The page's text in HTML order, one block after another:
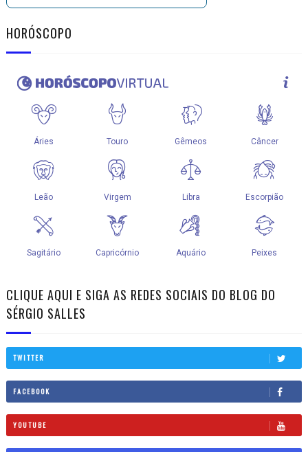
HORÓSCOPO
CLIQUE AQUI E SIGA AS REDES SOCIAIS DO BLOG DO
SÉRGIO SALLES
TWITTER
FACEBOOK
YOUTUBE